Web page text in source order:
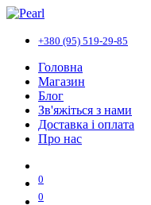
+380 (95) 519-29-85
Головна
Магазин
Блог
Зв'яжіться з нами
Доставка і оплата
Про нас
0
0